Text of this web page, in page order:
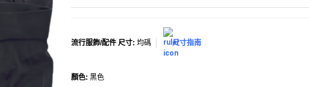
流行服飾/配件 尺寸: 均碼 尺寸指南
顏色: 黑色